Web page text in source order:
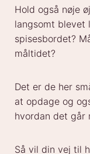
Hold også nøje
langsomt
spisesbordet?
måltidet?
Det er de her
at opdage og
hvordan det går
Så vil din vej til